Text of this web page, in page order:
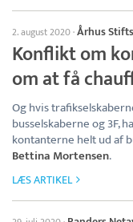
2. august 2020·Århus
Konflikt om
om at få
Og hvis
busselskaberne og 3F,
kontanterne helt ud af
Bettina Mortensen.
LÆS ARTIKEL